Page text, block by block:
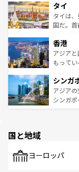
リティ
覧を参
急速な
ーチミ
醸し出
とつ。フ
ひ現地
が旅行
参照して
タイ
タイは
国だ。
の活気が
帯で自
いビー
激する
が待っ
た文化
香港
アジア
もって
み、どこ
ており
うな絶
シンガ
アジア
シンガ
で、ホー
国と地域
ヨーロッパ